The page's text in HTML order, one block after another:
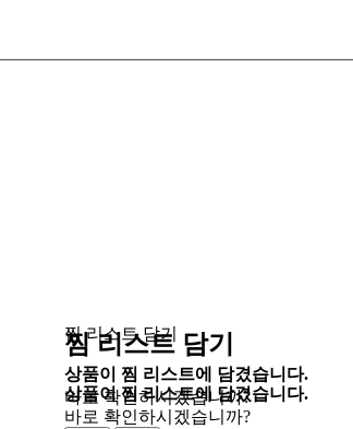
찜 리스트 담기
상품이 찜 리스트에 담겼습니다.
바로 확인하시겠습니까?
찜 리스트 담기
상품이 찜 리스트에 담겼습니다.
바로 확인하시겠습니까?